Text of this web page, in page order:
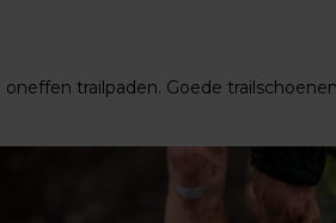
trailpaden. Goede